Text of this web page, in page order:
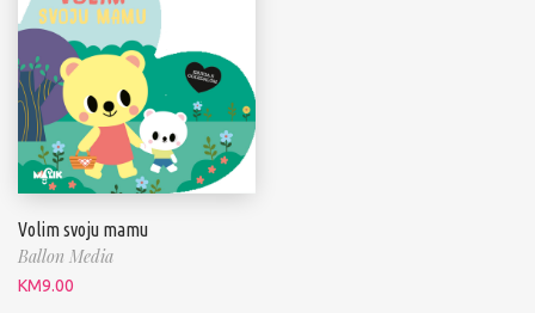
Volim svoju mamu
Ballon Media
KM9.00